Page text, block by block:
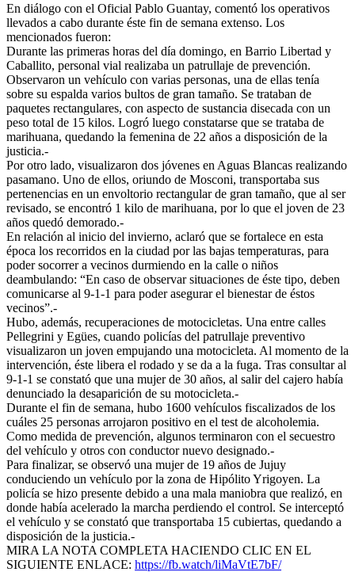
En diálogo con el Oficial Pablo Guantay, comentó los operativos
llevados a cabo durante éste fin de semana extenso. Los
mencionados fueron:
Durante las primeras horas del día domingo, en Barrio Libertad y
Caballito, personal vial realizaba un patrullaje de prevención.
Observaron un vehículo con varias personas, una de ellas tenía
sobre su espalda varios bultos de gran tamaño. Se trataban de
paquetes rectangulares, con aspecto de sustancia disecada con un
peso total de 15 kilos. Logró luego constatarse que se trataba de
marihuana, quedando la femenina de 22 años a disposición de la
justicia.-
Por otro lado, visualizaron dos jóvenes en Aguas Blancas realizando
pasamano. Uno de ellos, oriundo de Mosconi, transportaba sus
pertenencias en un envoltorio rectangular de gran tamaño, que al ser
revisado, se encontró 1 kilo de marihuana, por lo que el joven de 23
años quedó demorado.-
En relación al inicio del invierno, aclaró que se fortalece en esta
época los recorridos en la ciudad por las bajas temperaturas, para
poder socorrer a vecinos durmiendo en la calle o niños
deambulando: “En caso de observar situaciones de éste tipo, deben
comunicarse al 9-1-1 para poder asegurar el bienestar de éstos
vecinos”.-
Hubo, además, recuperaciones de motocicletas. Una entre calles
Pellegrini y Egües, cuando policías del patrullaje preventivo
visualizaron un joven empujando una motocicleta. Al momento de la
intervención, éste libera el rodado y se da a la fuga. Tras consultar al
9-1-1 se constató que una mujer de 30 años, al salir del cajero había
denunciado la desaparición de su motocicleta.-
Durante el fin de semana, hubo 1600 vehículos fiscalizados de los
cuáles 25 personas arrojaron positivo en el test de alcoholemia.
Como medida de prevención, algunos terminaron con el secuestro
del vehículo y otros con conductor nuevo designado.-
Para finalizar, se observó una mujer de 19 años de Jujuy
conduciendo un vehículo por la zona de Hipólito Yrigoyen. La
policía se hizo presente debido a una mala maniobra que realizó, en
donde había acelerado la marcha perdiendo el control. Se interceptó
el vehículo y se constató que transportaba 15 cubiertas, quedando a
disposición de la justicia.-
MIRA LA NOTA COMPLETA HACIENDO CLIC EN EL
SIGUIENTE ENLACE: https://fb.watch/liMaVtE7bF/